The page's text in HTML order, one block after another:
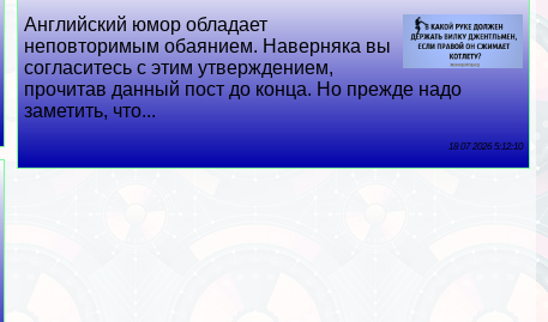
Английский юмор обладает
неповторимым обаянием. Наверняка вы
согласитесь с этим утверждением,
прочитав данный пост до конца. Но прежде надо
заметить, что...
18 07 2026 5:12:10